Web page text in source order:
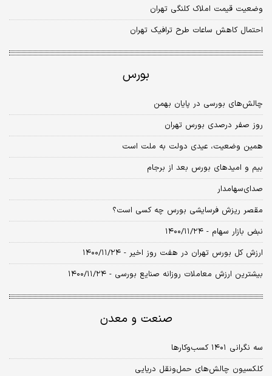
وضعیت قیمت املاک کلنگی تهران
احتمال کاهش ساعات طرح ترافیک تهران
بورس
چالش‌های بورسی در پایان بهمن
روز صفر درصدی بورس تهران
همین وضعیت، عیدی دولت به ملت است
بیم‌ و ‌امیدهای بورس بعد از برجام
صدای‌سهامدار
مقصر ریزش فرسایشی بورس چه کسی است؟
نبض بازار سهام - ۱۴۰۰/۱۱/۲۴
ارزش کل بورس تهران در هفت روز اخیر - ۱۴۰۰/۱۱/۲۴
بیشترین ارزش معاملات روزانه صنایع بورسی - ۱۴۰۰/۱۱/۲۴
صنعت و معدن
سه نگرانی ۱۴۰۱ کسب‌وکارها
کلکسیون چالش‌های حمل‌ونقل دریایی